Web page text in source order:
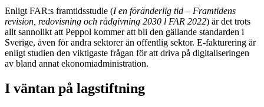
Enligt FAR:s framtidsstudie (I en föränderlig tid – Framtidens
revision, redovisning och rådgivning 2030 l FAR 2022) är det trots
allt sannolikt att Peppol kommer att bli den gällande standarden i
Sverige, även för andra sektorer än offentlig sektor. E-fakturering är
enligt studien den viktigaste frågan för att driva på digitaliseringen
av bland annat ekonomiadministration.
I väntan på lagstiftning